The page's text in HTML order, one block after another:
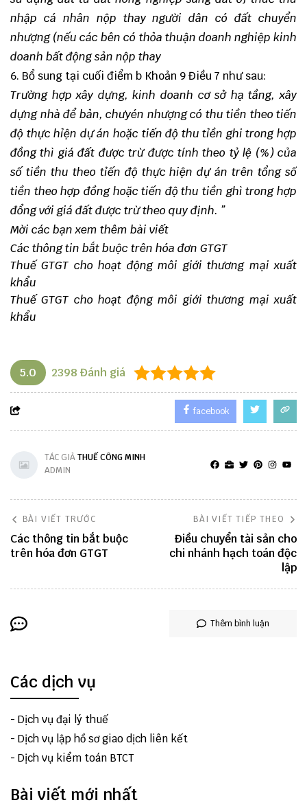
nhập cá nhân nộp thay người dân có đất chuyển
nhượng (nếu các bên có thỏa thuận doanh nghiệp kinh
doanh bất động sản nộp thay
6. Bổ sung tại cuối điểm b Khoản 9 Điều 7 như sau:
Trường hợp xây dựng, kinh doanh cơ sở hạ tầng, xây
dựng nhà để bản, chưyén nhượng có thu tiền theo tiến
độ thực hỉện dự án hoặc tiến độ thu tỉền ghi trong hợp
đồng thì giá đất được trừ được tính theo tỷ lệ (%) của
số tiền thu theo tỉến độ thực hiện dự án trên tổng số
tiền theo hợp đồng hoặc tiến độ thu tiền ghì trong hợp
đổng với giá đất được trừ theo quy định. ”
Mời các bạn xem thêm bài viết
Các thông tin bắt buộc trên hóa đơn GTGT
Thuế GTGT cho hoạt động môi giới thương mại xuất
khẩu
Thuế GTGT cho hoạt động môi giới thương mại xuất
khẩu
5.0 2398 Đánh giá
facebook
TÁC GIẢTHUẾ CÔNG MINH
ADMIN
BÀI VIẾT TRƯỚC
Các thông tin bắt buộc
trên hóa đơn GTGT
BÀI VIẾT TIẾP THEO
Điều chuyển tài sản cho
chi nhánh hạch toán độc
lập
Thêm bình luận
Các dịch vụ
- Dịch vụ đại lý thuế
- Dịch vụ lập hồ sơ giao dịch liên kết
- Dịch vụ kiểm toán BTCT
Bài viết mới nhất